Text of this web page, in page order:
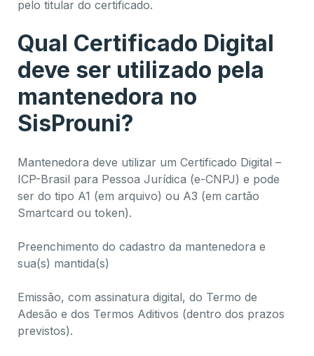
pelo titular do certificado.
Qual Certificado Digital
deve ser utilizado pela
mantenedora no
SisProuni?
Mantenedora deve utilizar um Certificado Digital –
ICP-Brasil para Pessoa Jurídica (e-CNPJ) e pode
ser do tipo A1 (em arquivo) ou A3 (em cartão
Smartcard ou token).
Preenchimento do cadastro da mantenedora e
sua(s) mantida(s)
Emissão, com assinatura digital, do Termo de
Adesão e dos Termos Aditivos (dentro dos prazos
previstos).